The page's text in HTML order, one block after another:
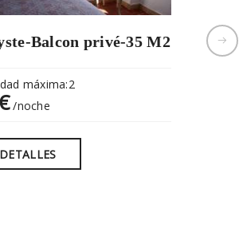
Balcon privé-35 M2
máxima:2
/noche
Les